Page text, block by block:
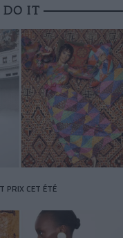
DO IT
PRIX CET ÉTÉ